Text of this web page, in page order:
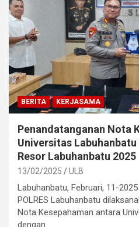
BERITA KERJASAMA
Penandatanganan Nota
Universitas
Resor Labuhanbatu 2025
13/02/2025 ULB
Labuhanbatu, Februari, 11-
POLRES Labuhanbatu
Nota Kesepahaman antara
dengan…